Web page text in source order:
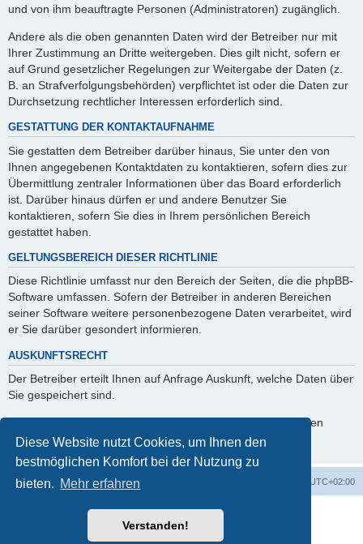
Diese Website nutzt Cookies, um Ihnen den
bestmöglichen Komfort bei der Nutzung zu
bieten. Mehr erfahren
Verstanden!
und von ihm beauftragte Personen (Administratoren) zugänglich.
Andere als die oben genannten Daten wird der Betreiber nur mit
Ihrer Zustimmung an Dritte weitergeben. Dies gilt nicht, sofern er
auf Grund gesetzlicher Regelungen zur Weitergabe der Daten (z.
B. an Strafverfolgungsbehörden) verpflichtet ist oder die Daten zur
Durchsetzung rechtlicher Interessen erforderlich sind.
GESTATTUNG DER KONTAKTAUFNAHME
Sie gestatten dem Betreiber darüber hinaus, Sie unter den von
Ihnen angegebenen Kontaktdaten zu kontaktieren, sofern dies zur
Übermittlung zentraler Informationen über das Board erforderlich
ist. Darüber hinaus dürfen er und andere Benutzer Sie
kontaktieren, sofern Sie dies in Ihrem persönlichen Bereich
gestattet haben.
GELTUNGSBEREICH DIESER RICHTLINIE
Diese Richtlinie umfasst nur den Bereich der Seiten, die die phpBB-
Software umfassen. Sofern der Betreiber in anderen Bereichen
seiner Software weitere personenbezogene Daten verarbeitet, wird
er Sie darüber gesondert informieren.
AUSKUNFTSRECHT
Der Betreiber erteilt Ihnen auf Anfrage Auskunft, welche Daten über
Sie gespeichert sind.
Sie können jederzeit die Löschung bzw. Sperrung Ihrer Daten
verlangen. Kontaktieren Sie hierzu bitte den Betreiber.
Startseite Foren-Übersicht UTC+02:00
Powered byphpBB® Forum Software © phpBB Limited
Deutsche Übersetzung durch
phpBB Events Calendar